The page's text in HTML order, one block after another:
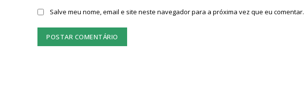
Salve meu nome, email e site neste navegador para a próxima vez que eu comentar.